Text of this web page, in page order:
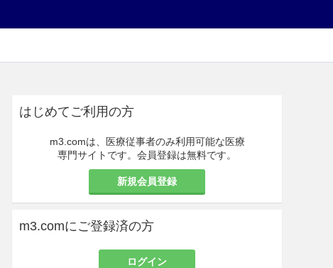
はじめてご利用の方
m3.comは、医療従事者のみ利用可能な医療
専門サイトです。会員登録は無料です。
新規会員登録
m3.comにご登録済の方
ログイン